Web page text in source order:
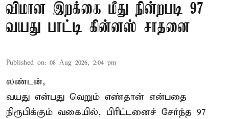
விமான இறக்கை மீது நின்றபடி 97
வயது பாட்டி கின்னஸ் சாதனை
Published on: 08 Aug 2026, 2:04 pm
லண்டன்,
வயது என்பது வெறும் எண்தான் என்பதை
நிரூபிக்கும் வகையில், பிரிட்டனைச் சேர்ந்த 97